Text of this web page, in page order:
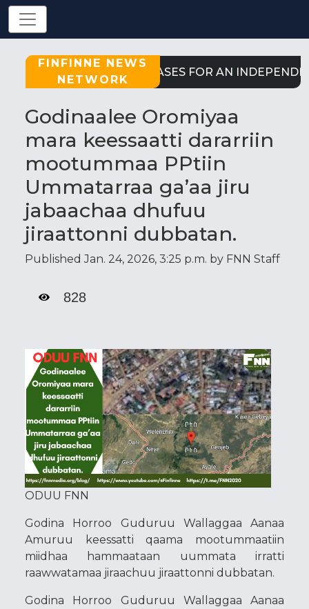
FINFINNE NEWS
NETWORK
STRONG CASES FOR AN
Godinaalee Oromiyaa
mara keessaatti dararriin
mootummaa PPtiin
Ummatarraa ga’aa jiru
jabaachaa dhufuu
jiraattonni dubbatan.
Published Jan. 24, 2026, 3:25 p.m. by FNN Staff
828
ODUU FNN
Godina Horroo Guduruu Wallaggaa Aanaa
Amuruu keessatti qaama mootummaatiin
miidhaa hammaataan uummata irratti
raawwatamaa jiraachuu jiraattonni dubbatan.
Godina Horroo Guduruu Wallaggaa Aanaa